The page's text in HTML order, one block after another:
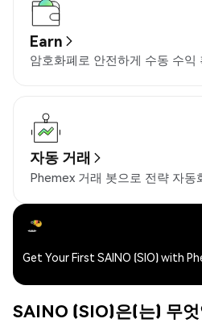
Earn
암호화폐로 안전하게 수동 수익
자동 거래
Phemex 거래 봇으로 전략 자동
Get Your First SAINO (SIO) with
SAINO (SIO)은(는) 무